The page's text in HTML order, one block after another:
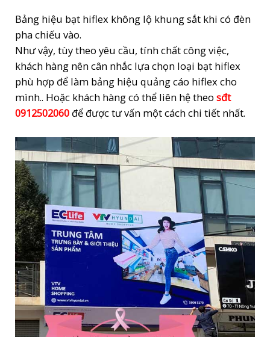
Bảng hiệu bạt hiflex không lộ khung sắt khi có đèn
pha chiếu vào.
Như vậy, tùy theo yêu cầu, tính chất công việc,
khách hàng nên cân nhắc lựa chọn loại bạt hiflex
phù hợp để làm bảng hiệu quảng cáo hiflex cho
mình.. Hoặc khách hàng có thể liên hệ theosđt
0912502060 để được tư vấn một cách chi tiết nhất.